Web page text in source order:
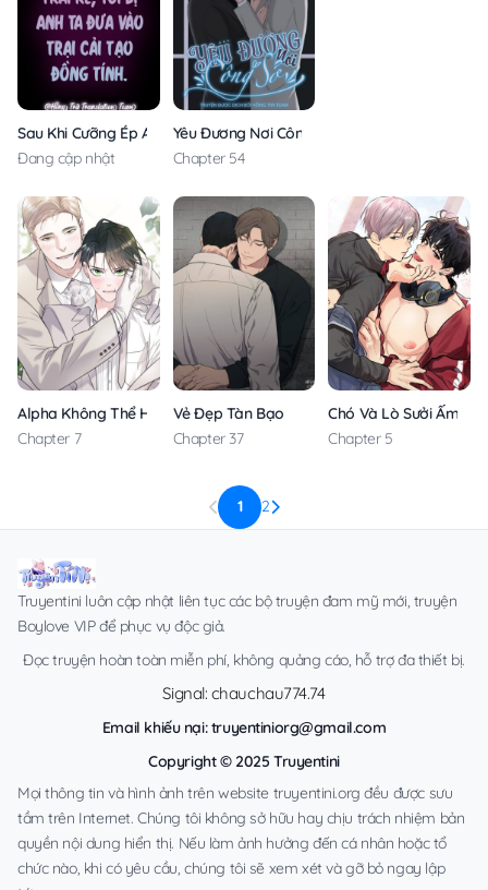
Sau Khi Cưỡng Ép Anh Trai Kế, Tôi Bị Anh Ta Đưa Vào Trại Cải Tạo
Đang cập nhật
Yêu Đương Nơi Công Sở
Chapter 54
Alpha Không Thể Hoàn Trả
Chapter 7
Vẻ Đẹp Tàn Bạo
Chapter 37
Chó Và Lò Sưởi Ấm
Chapter 5
1 2
Truyentini luôn cập nhật liên tục các bộ truyện đam mỹ mới, truyện
Boylove VIP để phục vụ độc giả.
Đọc truyện hoàn toàn miễn phí, không quảng cáo, hỗ trợ đa thiết bị.
Signal: chauchau774.74
Email khiếu nại:truyentiniorg@gmail.com
Copyright © 2025 Truyentini
Mọi thông tin và hình ảnh trên website truyentini.org đều được sưu
tầm trên Internet. Chúng tôi không sở hữu hay chịu trách nhiệm bản
quyền nội dung hiển thị. Nếu làm ảnh hưởng đến cá nhân hoặc tổ
chức nào, khi có yêu cầu, chúng tôi sẽ xem xét và gỡ bỏ ngay lập